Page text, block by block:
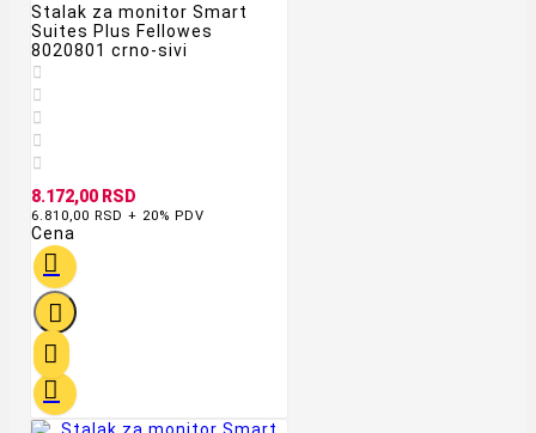
Stalak za monitor Smart
Suites Plus Fellowes
8020801 crno-sivi





8.172,00 RSD
6.810,00 RSD + 20% PDV
Cena



